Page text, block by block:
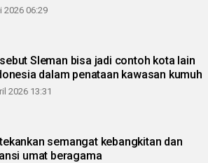
2026 06:29
Sleman bisa jadi contoh kota lain
dalam penataan kawasan kumuh
2026 13:31
semangat kebangkitan dan
umat beragama